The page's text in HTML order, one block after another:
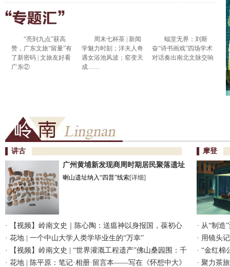
“亮到九点”获高
赞，广东文旅“留量”有
了新密码 | 文旅友好看
广东②
周末七杯茶 | 新闻
学魅力时刻；洋夫人奇
遇女浴池风波；窑变天
成……
蝠堂无界：刘斯
奋“诗书画戏”四场学术
对话奏出南北文脉交响
讲古
广州黄埔新发现商周时期居民聚落遗址
喇山遗址纳入“四普”线索[详细]
·
【视频】岭南文史｜陈心陶：送瘟神以身报国，葆初心
情寄苍生
· 花地 | 一个中山大学人类学毕业生的“万幸”
·
【视频】岭南文史 | “世界灌溉工程遗产”佛山桑园围：千
年水脉顺势而围 文兴商盛涵育一方
· 花地 | 陈平原：笔记·相册·留言本——写在《怀想中大》
摩登
· 从“制造
· 用镜头
界传统手
· “金红棉
馆
· 聚力茶